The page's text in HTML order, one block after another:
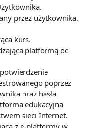
przez użytkownika.
kurs.
platformą od
poprzez
oraz hasła.
edukacyjna
sieci Internet.
z e-platformy w